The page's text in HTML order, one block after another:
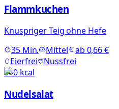
Flammkuchen
Knuspriger Teig ohne Hefe
35Min. Mittel ab 0,66 €
Eierfrei
Nussfrei
640kcal
Nudelsalat